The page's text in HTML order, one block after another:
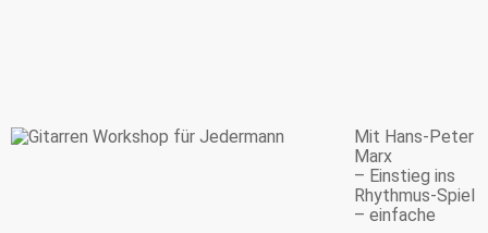
Mit Hans-Peter
Marx
– Einstieg ins
Rhythmus-Spiel
– einfache